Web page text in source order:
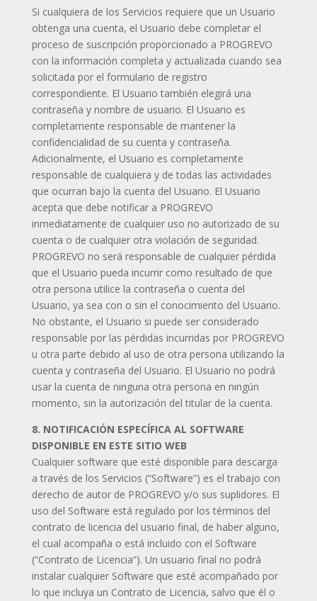
Si cualquiera de los Servicios requiere que un Usuario
obtenga una cuenta, el Usuario debe completar el
proceso de suscripción proporcionado a PROGREVO
con la información completa y actualizada cuando sea
solicitada por el formulario de registro
correspondiente. El Usuario también elegirá una
contraseña y nombre de usuario. El Usuario es
completamente responsable de mantener la
confidencialidad de su cuenta y contraseña.
Adicionalmente, el Usuario es completamente
responsable de cualquiera y de todas las actividades
que ocurran bajo la cuenta del Usuario. El Usuario
acepta que debe notificar a PROGREVO
inmediatamente de cualquier uso no autorizado de su
cuenta o de cualquier otra violación de seguridad.
PROGREVO no será responsable de cualquier pérdida
que el Usuario pueda incurrir como resultado de que
otra persona utilice la contraseña o cuenta del
Usuario, ya sea con o sin el conocimiento del Usuario.
No obstante, el Usuario si puede ser considerado
responsable por las pérdidas incurridas por PROGREVO
u otra parte debido al uso de otra persona utilizando la
cuenta y contraseña del Usuario. El Usuario no podrá
usar la cuenta de ninguna otra persona en ningún
momento, sin la autorización del titular de la cuenta.
8. NOTIFICACIÓN ESPECÍFICA AL SOFTWARE
DISPONIBLE EN ESTE SITIO WEB
Cualquier software que esté disponible para descarga
a través de los Servicios (“Software”) es el trabajo con
derecho de autor de PROGREVO y/o sus suplidores. El
uso del Software está regulado por los términos del
contrato de licencia del usuario final, de haber alguno,
el cual acompaña o está incluido con el Software
(“Contrato de Licencia”). Un usuario final no podrá
instalar cualquier Software que esté acompañado por
lo que incluya un Contrato de Licencia, salvo que él o